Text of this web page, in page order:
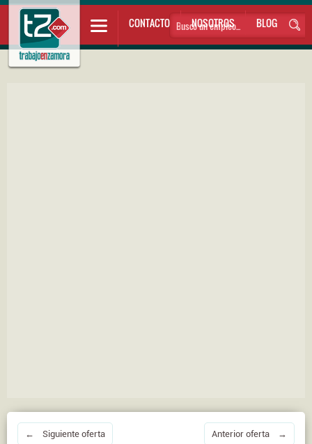
CONTACTO NOSOTROS BLOG
← Siguiente oferta Anterior oferta →